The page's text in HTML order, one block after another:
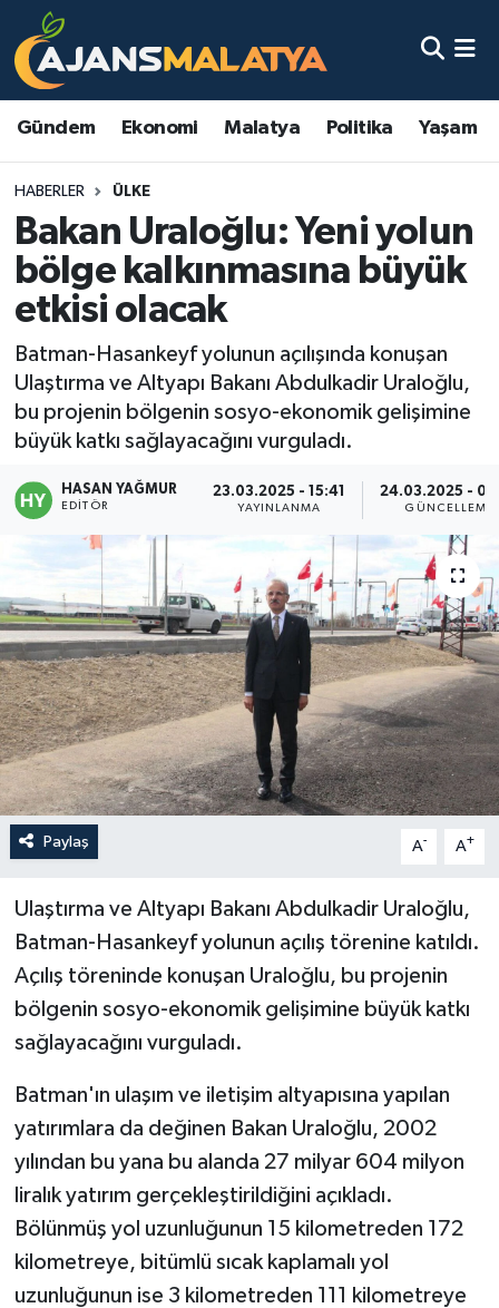
Gündem Ekonomi Malatya Politika Yaşam
HABERLER ÜLKE
Bakan Uraloğlu: Yeni yolun
bölge kalkınmasına büyük
etkisi olacak
Batman-Hasankeyf yolunun açılışında konuşan
Ulaştırma ve Altyapı Bakanı Abdulkadir Uraloğlu,
bu projenin bölgenin sosyo-ekonomik gelişimine
büyük katkı sağlayacağını vurguladı.
HASAN YAĞMUR
EDITÖR
23.03.2025 - 15:41
YAYINLANMA
24.03.2025 -
GÜNCELLEME
Paylaş A- A+
Ulaştırma ve Altyapı Bakanı Abdulkadir Uraloğlu,
Batman-Hasankeyf yolunun açılış törenine katıldı.
Açılış töreninde konuşan Uraloğlu, bu projenin
bölgenin sosyo-ekonomik gelişimine büyük katkı
sağlayacağını vurguladı.
Batman'ın ulaşım ve iletişim altyapısına yapılan
yatırımlara da değinen Bakan Uraloğlu, 2002
yılından bu yana bu alanda 27 milyar 604 milyon
liralık yatırım gerçekleştirildiğini açıkladı.
Bölünmüş yol uzunluğunun 15 kilometreden 172
kilometreye, bitümlü sıcak kaplamalı yol
uzunluğunun ise 3 kilometreden 111 kilometreye
Asayiş
Eğitim
Ekonomi
Gündem
Kültür & Sanat
Magazin
Politika
Sağlık
Spor
Teknoloji
Yaşam
Malatya Nöbetçi Eczaneler
Malatya Namaz Vakitleri
Malatya Trafik Yoğunluk Haritası
TFF 3.Lig 2.Grup Puan Durumu ve Fikstür
Tüm Manşetler
Son Dakika Haberleri
Haber Arşivi